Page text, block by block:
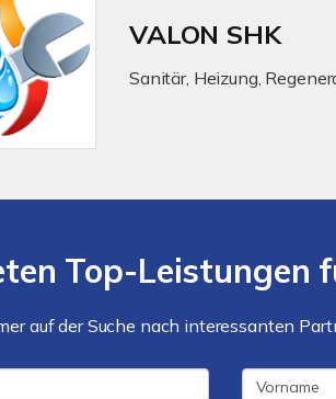
VALON SHK
Sanitär, Heizung,
Top-Leistungen
auf der Suche nach interessanten